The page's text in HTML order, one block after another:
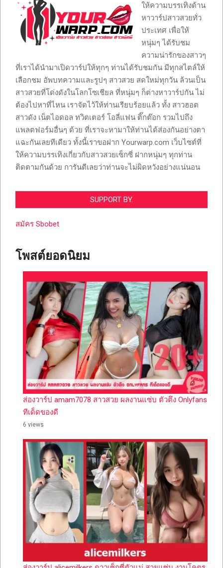
ให้ความบรรเทิงด้าน
หาวาร์ปสาวสวยทั่ว
ประเทศ เพื่อให้
หนุ่มๆ ได้รับชม
ความน่ารักของสาวๆ
ที่เราได้นำมาเปิดวาร์ปให้ทุกๆ ท่านได้รับชมกัน มีทุกสไตล์ให้
เลือกชม อัพบทความและรูปๆ สาวสวย สดใหม่ทุกวัน ล้วนเป็น
สาวสวยที่โด่งดังในโลกโซเชียล ที่หนุ่มๆ ก็ต่างหาวาร์ปกัน ไม่
ต้องไปหาที่ไหน เราจัดไว้ให้ท่านเรียบร้อยแล้ว ทั้ง สาวฮอต
สาวดัง เน็ตไอดอล ทวิตเตอร์ โอลี่แฟน ติ๊กต๊อก รวมไปถึง
แพลตฟอร์มอื่นๆ ด้วย ที่เราจะหามาให้ท่านได้ส่องกันอย่างตา
แฉะกันเลยทีเดียว ทั้งนี้เราขอฝาก Yourwarp.com เว็บไซต์ที่
ให้ความบรรเทิงเกี่ยวกับสาวสวยเซ็กซี่ ฝากหนุ่มๆ ทุกท่าน
ติดตามกันด้วย การันตีเลยว่าท่านจะไม่ผิดหวังอย่างแน่นอน
SUPPORT BY.
สมัคร Sbobet
โพสต์ยอดนิยม
ส่องวาร์ป amam7078 สาวสวย ผลงานแซ่บ ตัวตึง Onlyfans
ทีเด็ดของดี
6 views